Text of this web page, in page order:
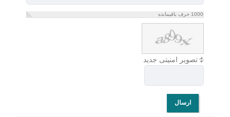
1000 حرف باقیمانده
تصویر امنیتی جدید
ارسال